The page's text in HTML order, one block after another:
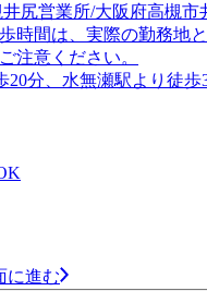
尻営業所/大阪府高槻市
時間は、実際の勤務地
注意ください。
20分、水無瀬駅より徒
に進む